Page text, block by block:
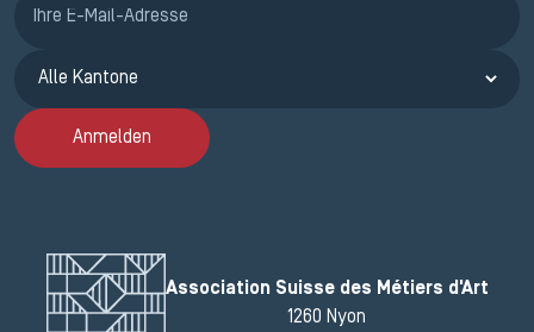
Anmelden
Association Suisse des Métiers d'Art
1260 Nyon